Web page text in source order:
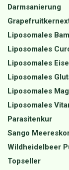
Darmsanierung
Liposomales
Liposomales
Liposomales
Liposomales
Liposomales
Liposomales
Parasitenkur
Sango
Wildheidelbeer
Topseller